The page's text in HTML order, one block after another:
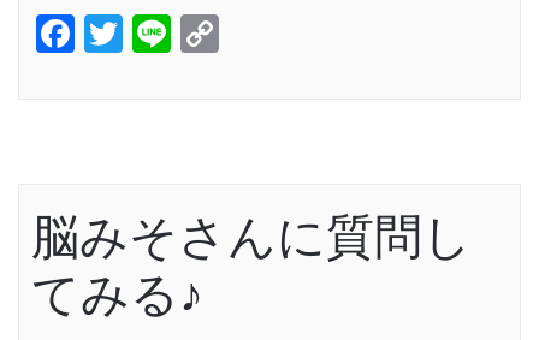
Facebook
Twitter
Line
脳みそさんに質問し
てみる♪